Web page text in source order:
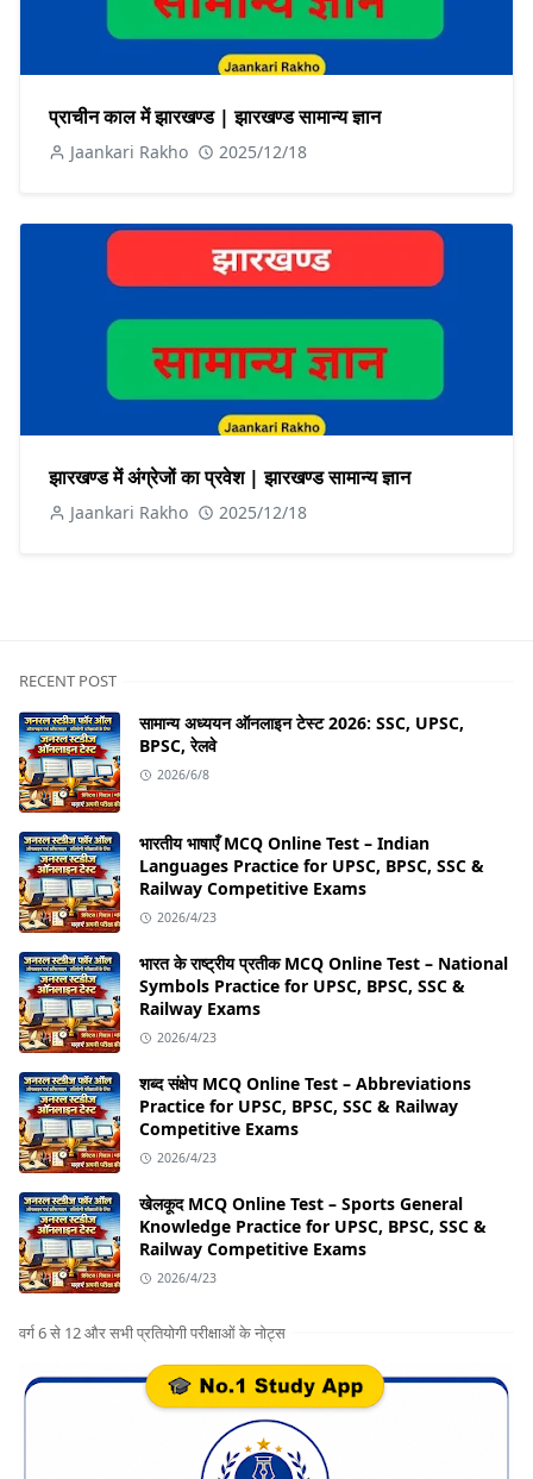
प्राचीन काल में झारखण्ड | झारखण्ड सामान्य ज्ञान
Jaankari Rakho 2025/12/18
झारखण्ड में अंग्रेजों का प्रवेश | झारखण्ड सामान्य ज्ञान
Jaankari Rakho 2025/12/18
RECENT POST
सामान्य अध्ययन ऑनलाइन टेस्ट 2026: SSC, UPSC,
BPSC, रेलवे
2026/6/8
भारतीय भाषाएँ MCQ Online Test – Indian
Languages Practice for UPSC, BPSC, SSC &
Railway Competitive Exams
2026/4/23
भारत के राष्ट्रीय प्रतीक MCQ Online Test – National
Symbols Practice for UPSC, BPSC, SSC &
Railway Exams
2026/4/23
शब्द संक्षेप MCQ Online Test – Abbreviations
Practice for UPSC, BPSC, SSC & Railway
Competitive Exams
2026/4/23
खेलकूद MCQ Online Test – Sports General
Knowledge Practice for UPSC, BPSC, SSC &
Railway Competitive Exams
2026/4/23
वर्ग 6 से 12 और सभी प्रतियोगी परीक्षाओं के नोट्स